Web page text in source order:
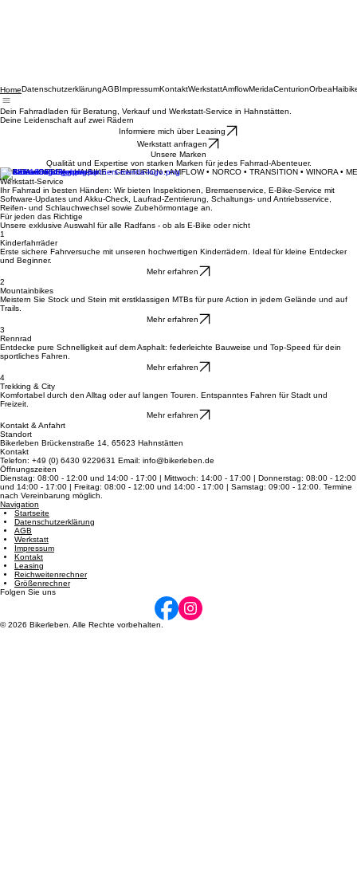
Home DatenschutzerklärungAGBImpressumKontaktWerkstattAmflowMeridaCenturion
Dein Fahrradladen für Beratung, Verkauf und Werkstatt-Service in Hahnstätten.
Informiere mich über Leasing
Werkstatt anfragen
Qualität und Expertise von starken Marken für jedes Fahrrad-Abenteuer.
MERIDA • ORBEA • HAIBIKE • CENTURION • AMFLOW • NORCO • TRANSITION • WINORA •
Werkstatt-Service
Ihr Fahrrad in besten Händen: Wir bieten Inspektionen, Bremsenservice, E-Bike-Service mit
Software-Updates und Akku-Check, Laufrad-Zentrierung, Schaltungs- und Antriebsservice,
Reifen- und Schlauchwechsel sowie Zubehörmontage an.
Für jeden das Richtige
Unsere exklusive Auswahl für alle Radfans - ob als E-Bike oder nicht
1
Erste sichere Fahrversuche mit unseren hochwertigen Kinderrädern. Ideal für kleine Entdecker
und Beginner.
Mehr erfahren
2
Meistern Sie Stock und Stein mit erstklassigen MTBs für pure Action in jedem Gelände und auf
Trails.
Mehr erfahren
3
Entdecke pure Schnelligkeit auf dem Asphalt: federleichte Bauweise und Top-Speed für dein
sportliches Fahren.
Mehr erfahren
4
Komfortabel durch den Alltag oder auf langen Touren. Entspanntes Fahren für Stadt und
Freizeit.
Mehr erfahren
Kontakt & Anfahrt
Standort
Bikerleben Brückenstraße 14, 65623 Hahnstätten
Kontakt
Telefon: +49 (0) 6430 9229631 Email: info@bikerleben.de
Öffnungszeiten
Dienstag: 08:00 - 12:00 und 14:00 - 17:00 | Mittwoch: 14:00 - 17:00 | Donnerstag: 08:00 - 12:00
und 14:00 - 17:00 | Freitag: 08:00 - 12:00 und 14:00 - 17:00 | Samstag: 09:00 - 12:00. Termine
nach Vereinbarung möglich.
Navigation
Startseite
Datenschutzerklärung
AGB
Werkstatt
Impressum
Kontakt
Leasing